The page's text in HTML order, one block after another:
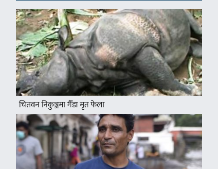
चितवन निकुञ्जमा गैँडा मृत फेला